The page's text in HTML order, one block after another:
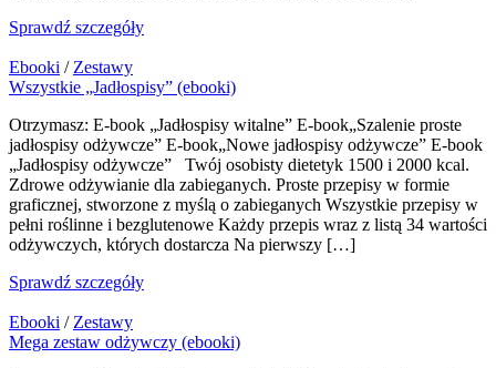
Sprawdź szczegóły
Ebooki / Zestawy
Wszystkie „Jadłospisy” (ebooki)
Otrzymasz: E-book „Jadłospisy witalne” E-book„Szalenie proste
jadłospisy odżywcze” E-book„Nowe jadłospisy odżywcze” E-book
„Jadłospisy odżywcze” Twój osobisty dietetyk 1500 i 2000 kcal.
Zdrowe odżywianie dla zabieganych. Proste przepisy w formie
graficznej, stworzone z myślą o zabieganych Wszystkie przepisy w
pełni roślinne i bezglutenowe Każdy przepis wraz z listą 34 wartości
odżywczych, których dostarcza Na pierwszy […]
Sprawdź szczegóły
Ebooki / Zestawy
Mega zestaw odżywczy (ebooki)